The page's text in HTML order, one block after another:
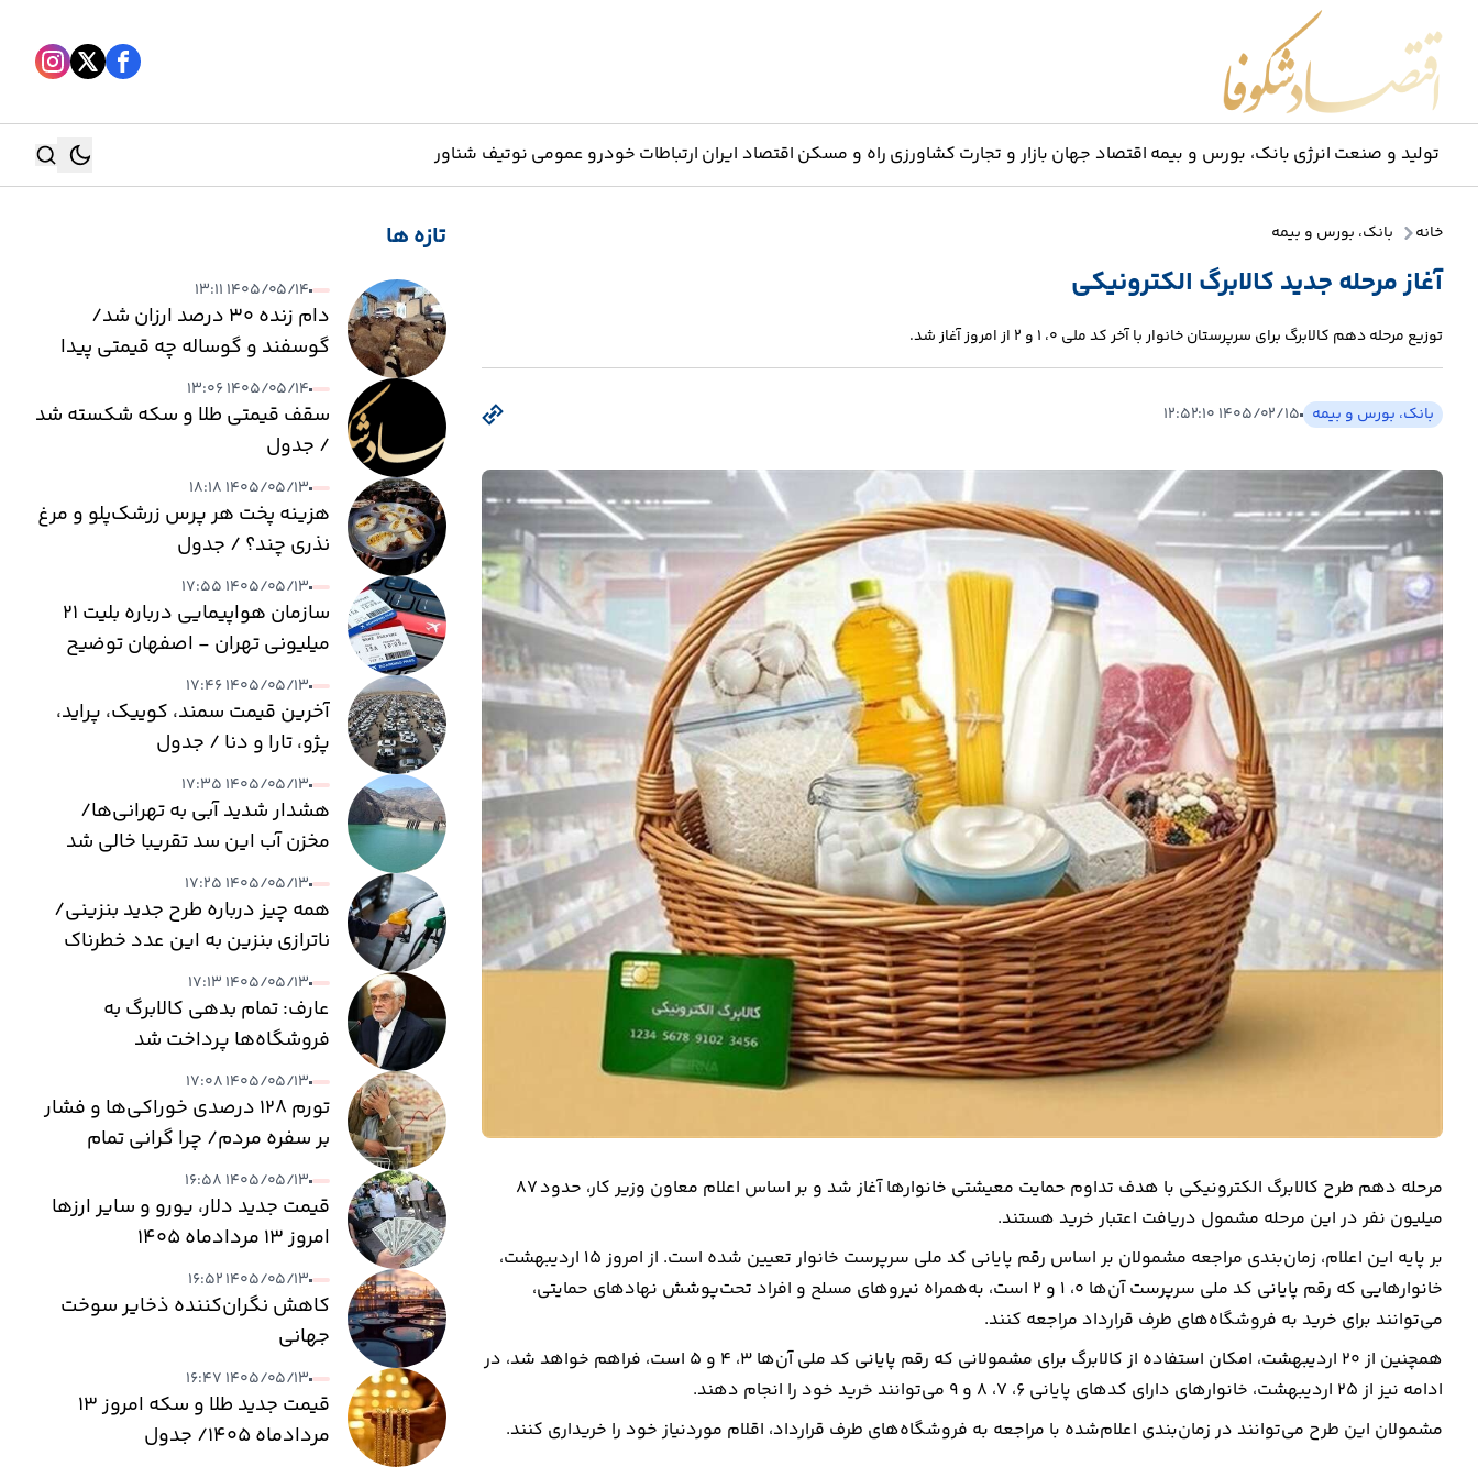
تولید و صنعت انرژی بانک، بورس و بیمه اقتصاد جهان بازار و تجارت کشاورزی راه و مسکن اقتصاد ایران ارتباطات خودرو عمومی نوتیف شناور
جستجو
خانه بانک، بورس و بیمه
آغاز مرحله جدید کالابرگ الکترونیکی
توزیع مرحله دهم کالابرگ برای سرپرستان خانوار با آخر کد ملی 0، 1 و 2 از امروز آغاز شد.
بانک، بورس و بیمه ۱۴۰۵/۰۲/۱۵ ۱۲:۵۲:۱۰
مرحله دهم طرح کالابرگ الکترونیکی با هدف تداوم حمایت معیشتی خانوارها آغاز شد و بر اساس اعلام معاون وزیر کار، حدود 87
میلیون نفر در این مرحله مشمول دریافت اعتبار خرید هستند.
بر پایه این اعلام، زمان‌بندی مراجعه مشمولان بر اساس رقم پایانی کد ملی سرپرست خانوار تعیین شده است. از امروز 15 اردیبهشت،
خانوارهایی که رقم پایانی کد ملی سرپرست آن‌ها 0، 1 و 2 است، به‌همراه نیروهای مسلح و افراد تحت‌پوشش نهادهای حمایتی،
می‌توانند برای خرید به فروشگاه‌های طرف قرارداد مراجعه کنند.
همچنین از 20 اردیبهشت، امکان استفاده از کالابرگ برای مشمولانی که رقم پایانی کد ملی آن‌ها 3، 4 و 5 است، فراهم خواهد شد، در
ادامه نیز از 25 اردیبهشت، خانوارهای دارای کدهای پایانی 6، 7، 8 و 9 می‌توانند خرید خود را انجام دهند.
مشمولان این طرح می‌توانند در زمان‌بندی اعلام‌شده با مراجعه به فروشگاه‌های طرف قرارداد، اقلام موردنیاز خود را خریداری کنند.
تازه ها
۱۴۰۵/۰۵/۱۴ ۱۳:۱۱
دام زنده ۳۰ درصد ارزان شد/
گوسفند و گوساله چه قیمتی پیدا
کرد؟
۱۴۰۵/۰۵/۱۴ ۱۳:۰۶
سقف قیمتی طلا و سکه شکسته شد
/ جدول
۱۴۰۵/۰۵/۱۳ ۱۸:۱۸
هزینه پخت هر پرس زرشک‌پلو و مرغ
نذری چند؟ / جدول
۱۴۰۵/۰۵/۱۳ ۱۷:۵۵
سازمان هواپیمایی درباره بلیت ۲۱
میلیونی تهران - اصفهان توضیح
داد۱۴۰۵/۰۵/۱۳ ۱۷:۴۶
آخرین قیمت سمند، کوییک، پراید،
پژو، تارا و دنا / جدول
۱۴۰۵/۰۵/۱۳ ۱۷:۳۵
هشدار شدید آبی به تهرانی‌ها/
مخزن آب این سد تقریبا خالی شد
۱۴۰۵/۰۵/۱۳ ۱۷:۲۵
همه چیز درباره طرح جدید بنزینی/
ناترازی بنزین به این عدد خطرناک
می‌رسد
۱۴۰۵/۰۵/۱۳ ۱۷:۱۳
عارف: تمام بدهی کالابرگ به
فروشگاه‌ها پرداخت شد
۱۴۰۵/۰۵/۱۳ ۱۷:۰۸
تورم ۱۲۸ درصدی خوراکی‌ها و فشار
بر سفره مردم/ چرا گرانی تمام
نمی‌شود؟
۱۴۰۵/۰۵/۱۳ ۱۶:۵۸
قیمت جدید دلار، یورو و سایر ارزها
امروز ۱۳ مردادماه ۱۴۰۵
۱۴۰۵/۰۵/۱۳ ۱۶:۵۲
کاهش نگران‌کننده ذخایر سوخت
جهانی
۱۴۰۵/۰۵/۱۳ ۱۶:۴۷
قیمت جدید طلا و سکه امروز ۱۳
مردادماه ۱۴۰۵/ جدول